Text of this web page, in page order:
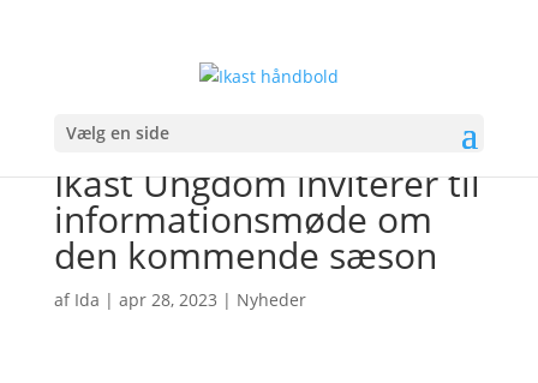
Vælg en side
Ikast Ungdom inviterer til
informationsmøde om
den kommende sæson
af Ida | apr 28, 2023 | Nyheder